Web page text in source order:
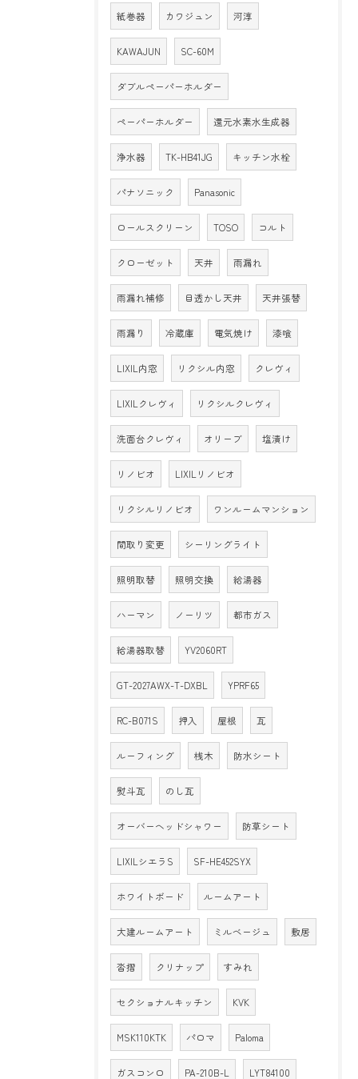
紙巻器 カワジュン 河淳
KAWAJUN SC-60M
ダブルペーパーホルダー
ペーパーホルダー 還元水素水生成器
浄水器 TK-HB41JG キッチン水栓
パナソニック Panasonic
ロールスクリーン TOSO コルト
クローゼット 天井 雨漏れ
雨漏れ補修 目透かし天井 天井張替
雨漏り 冷蔵庫 電気焼け 漆喰
LIXIL内窓 リクシル内窓 クレヴィ
LIXILクレヴィ リクシルクレヴィ
洗面台クレヴィ オリーブ 塩漬け
リノビオ LIXILリノビオ
リクシルリノビオ ワンルームマンション
間取り変更 シーリングライト
照明取替 照明交換 給湯器
ハーマン ノーリツ 都市ガス
給湯器取替 YV2060RT
GT-2027AWX-T-DXBL YPRF65
RC-B071S 押入 屋根 瓦
ルーフィング 桟木 防水シート
熨斗瓦 のし瓦
オーバーヘッドシャワー 防草シート
LIXILシエラS SF-HE452SYX
ホワイトボード ルームアート
大建ルームアート ミルベージュ 敷居
沓摺 クリナップ すみれ
セクショナルキッチン KVK
MSK110KTK パロマ Paloma
ガスコンロ PA-210B-L LYT84100